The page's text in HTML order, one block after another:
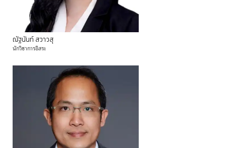
ณัฐนันท์ สวาวสุ
นักวิชาการอิสระ